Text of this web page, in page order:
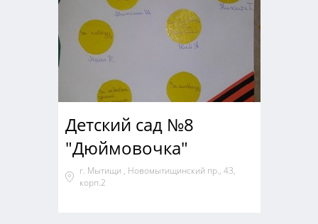
Детский сад №8
"Дюймовочка"
г. Мытищи , Новомытищинский пр., 43,
корп.2